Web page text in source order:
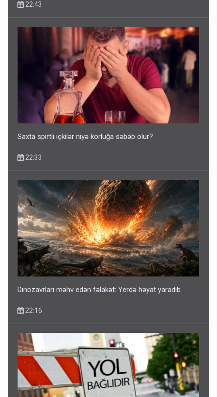
Ərdoğana sui-qəsd planının iştirakçısı detalları açıqladı
5 Avqust 16:56
22:43
Saxta spirtli içkilər niyə korluğa səbəb olur?
22:33
Dinozavrları məhv edən fəlakət: Yerdə həyat yaradıb
22:16